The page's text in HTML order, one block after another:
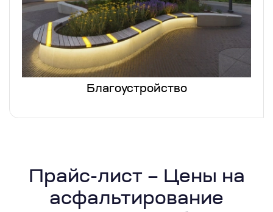
Благоустройство
Прайс-лист – Цены на
асфальтирование